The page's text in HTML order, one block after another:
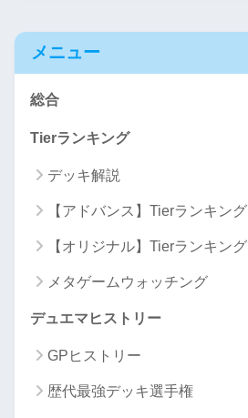
メニュー
総合
Tierランキング
デッキ解説
【アドバンス】Tierランキング
【オリジナル】Tierランキング
メタゲームウォッチング
デュエマヒストリー
GPヒストリー
歴代最強デッキ選手権